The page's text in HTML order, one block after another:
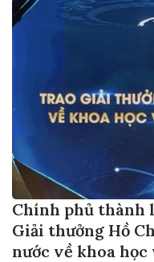
Chính phủ thành
Giải thưởng Hồ
nước về khoa học